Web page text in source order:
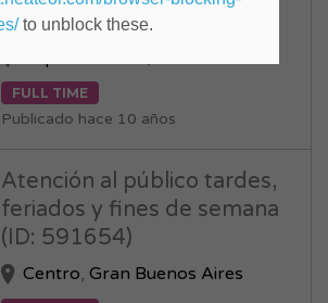
(ID: 818159)
FULL TIME
Publicado hace 10 años
Atención al público tardes,
feriados y fines de semana
(ID: 591654)
Centro,Gran Buenos Aires
to unblock these.